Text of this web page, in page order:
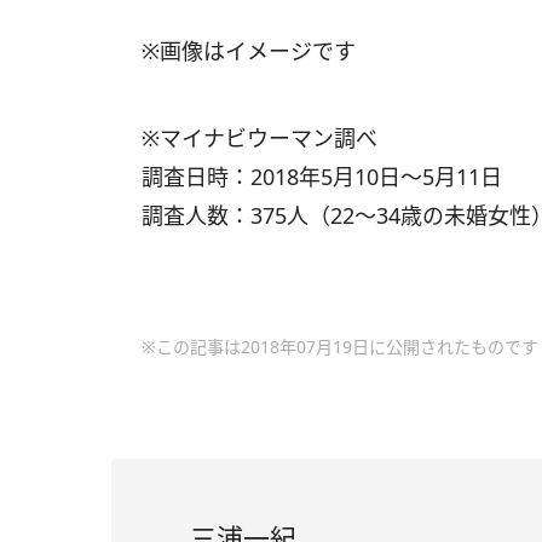
※画像はイメージです
※マイナビウーマン調べ
調査日時：2018年5月10日～5月11日
調査人数：375人（22～34歳の未婚女性
※この記事は2018年07月19日に公開されたものです